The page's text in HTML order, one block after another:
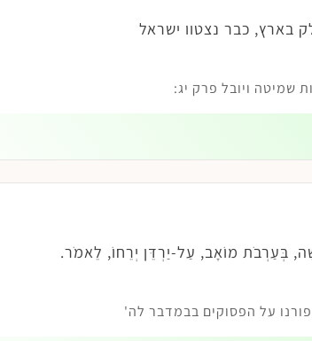
בארץ, כבר נצטוו ישראל
ויובל פרק יג:
בְּעַרְבֹת מוֹאָב, עַל-יַרְדֵּן יְרֵחוֹ, לֵאמֹר.
על הפסוקים בבמדבר לה'